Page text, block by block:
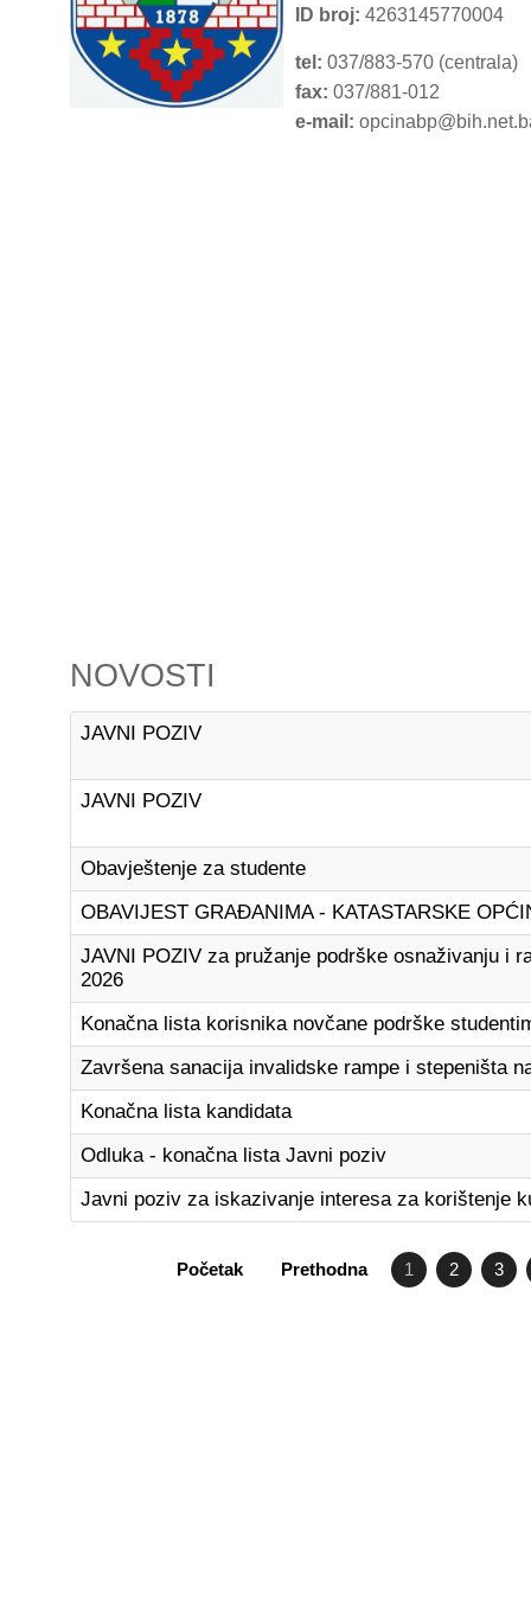
ID broj: 4263145770004
tel: 037/883-570 (centrala)
fax: 037/881-012
e-mail:
NOVOSTI
JAVNI POZIV
JAVNI POZIV
Obavještenje za studente
OBAVIJEST GRAĐANIMA - KATASTARSKE
JAVNI POZIV za pružanje podrške osnaživanju i
2026
Konačna lista korisnika novčane podrške
Završena sanacija invalidske rampe i stepeništa
Konačna lista kandidata
Odluka - konačna lista Javni poziv
Javni poziv za iskazivanje interesa za korištenje
Početak Prethodna 1 2 3